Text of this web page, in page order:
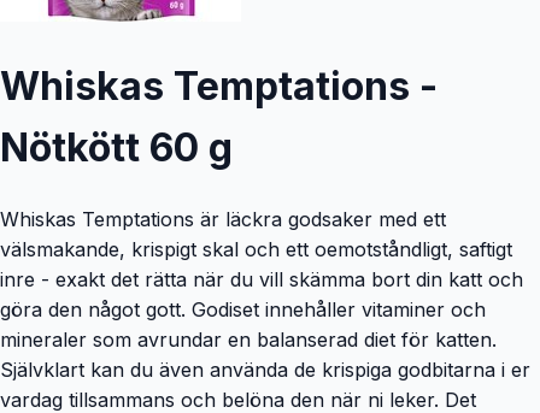
Whiskas Temptations -
Nötkött 60 g
Whiskas Temptations är läckra godsaker med ett
välsmakande, krispigt skal och ett oemotståndligt, saftigt
inre - exakt det rätta när du vill skämma bort din katt och
göra den något gott. Godiset innehåller vitaminer och
mineraler som avrundar en balanserad diet för katten.
Självklart kan du även använda de krispiga godbitarna i er
vardag tillsammans och belöna den när ni leker. Det